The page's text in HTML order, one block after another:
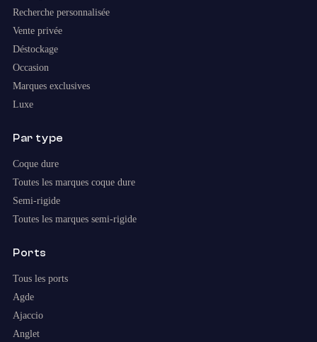
Recherche personnalisée
Vente privée
Déstockage
Occasion
Marques exclusives
Luxe
Par type
Coque dure
Toutes les marques coque dure
Semi-rigide
Toutes les marques semi-rigide
Ports
Tous les ports
Agde
Ajaccio
Anglet